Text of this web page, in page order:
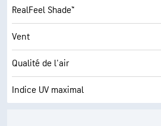
RealFeel Shade™
Vent
Qualité de l'air
Indice UV maximal